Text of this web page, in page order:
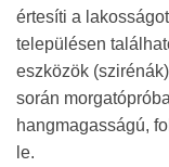
értesíti a
településen
eszközök
során
hangmagasságú,
le.